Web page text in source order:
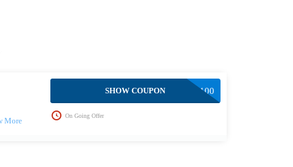
TWSIL100
SHOW COUPON
On Going Offer